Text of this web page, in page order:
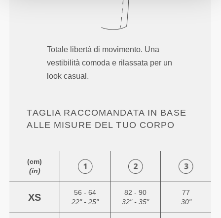
Totale libertà di movimento. Una
vestibilità comoda e rilassata per un
look casual.
TAGLIA RACCOMANDATA IN BASE
ALLE MISURE DEL TUO CORPO
(cm)
(in)
XS
56 - 64
22" - 25"
82 - 90
32" - 35"
77
30"